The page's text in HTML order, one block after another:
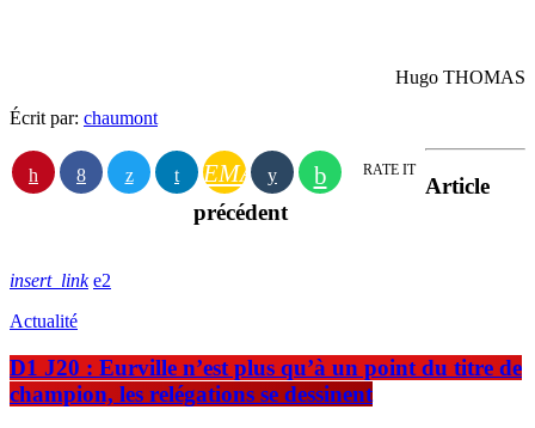
Hugo THOMAS
Écrit par: chaumont
EMAIL RATE IT
Article
précédent
insert_link
2
Actualité
D1 J20 : Eurville n’est plus qu’à un point du titre de
champion, les relégations se dessinent